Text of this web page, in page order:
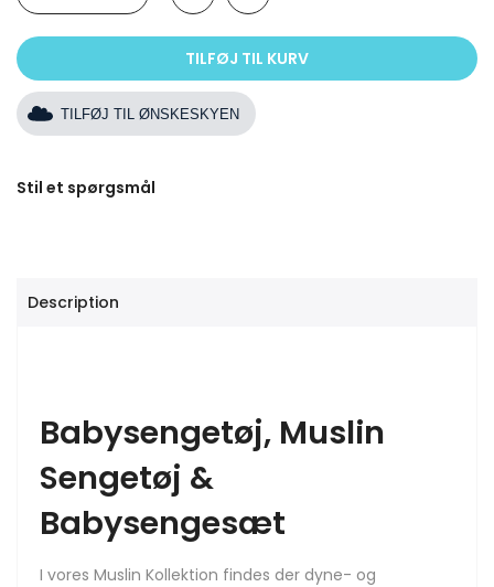
TILFØJ TIL KURV
TILFØJ TIL ØNSKESKYEN
Stil et spørgsmål
Description
Babysengetøj, Muslin
Sengetøj &
Babysengesæt
I vores Muslin Kollektion findes der dyne- og